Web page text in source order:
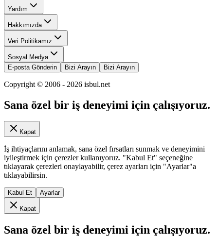
Yardım
Hakkımızda
Veri Politikamız
Sosyal Medya
E-posta Gönderin
Bizi Arayın Bizi Arayın
Copyright © 2006 - 2026 isbul.net
Sana özel bir iş deneyimi için çalışıyoruz.
Kapat
İş ihtiyaçlarını anlamak, sana özel fırsatları sunmak ve deneyimini
iyileştirmek için çerezler kullanıyoruz. "Kabul Et" seçeneğine
tıklayarak çerezleri onaylayabilir, çerez ayarları için "Ayarlar"a
tıklayabilirsin.
Kabul Et Ayarlar
Kapat
Sana özel bir iş deneyimi için çalışıyoruz.